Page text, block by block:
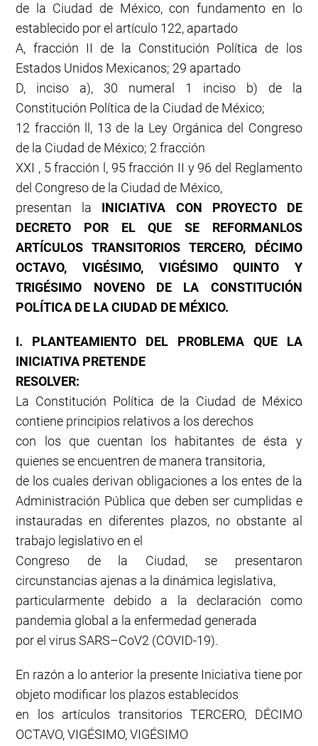
de la Ciudad de México, con fundamento en lo
establecido por el artículo 122, apartado
A, fracción II de la Constitución Política de los
Estados Unidos Mexicanos; 29 apartado
D, inciso a), 30 numeral 1 inciso b) de la
Constitución Política de la Ciudad de México;
12 fracción ll, 13 de la Ley Orgánica del Congreso
de la Ciudad de México; 2 fracción
XXI , 5 fracción l, 95 fracción II y 96 del Reglamento
del Congreso de la Ciudad de México,
presentan la INICIATIVA CON PROYECTO DE
DECRETO POR EL QUE SE REFORMANLOS
ARTÍCULOS TRANSITORIOS TERCERO, DÉCIMO
OCTAVO, VIGÉSIMO, VIGÉSIMO QUINTO Y
TRIGÉSIMO NOVENO DE LA CONSTITUCIÓN
POLÍTICA DE LACIUDAD DE MÉXICO.
I. PLANTEAMIENTO DEL PROBLEMA QUE LA
INICIATIVA PRETENDE
RESOLVER:
La Constitución Política de la Ciudad de México
contiene principios relativos a los derechos
con los que cuentan los habitantes de ésta y
quienes se encuentren de manera transitoria,
de los cuales derivan obligaciones a los entes de la
Administración Pública que deben ser cumplidas e
instauradas en diferentes plazos, no obstante al
trabajo legislativo en el
Congreso de la Ciudad, se presentaron
circunstancias ajenas a la dinámica legislativa,
particularmente debido a la declaración como
pandemia global a la enfermedad generada
por el virus SARS–CoV2 (COVID-19).
En razón a lo anterior la presente Iniciativa tiene por
objeto modificar los plazos establecidos
en los artículos transitorios TERCERO, DÉCIMO
OCTAVO, VIGÉSIMO, VIGÉSIMO